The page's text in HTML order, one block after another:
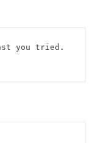
you tried.